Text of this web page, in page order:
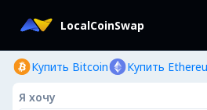
LocalCoinSwap
Купить Bitcoin Купить
Я хочу